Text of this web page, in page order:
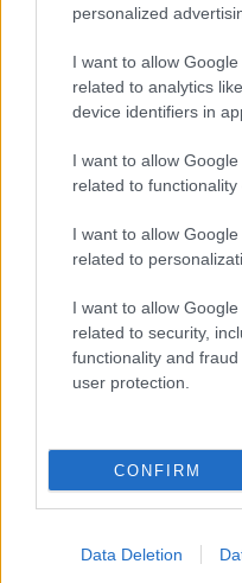
personalized
I want to allow
related to analytics
device identifiers in
I want to allow
related to
I want to allow
related to
I want to allow
related to security,
functionality and
user protection.
CONFIRM
Data Deletion
Meteo Olbia
Gallura
Incidente
persone: